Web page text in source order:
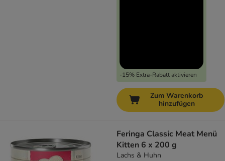
-15% Extra-Rabatt aktivieren
Zum Warenkorb
hinzufügen
Feringa Classic Meat Menü
Kitten 6 x 200 g
Lachs & Huhn